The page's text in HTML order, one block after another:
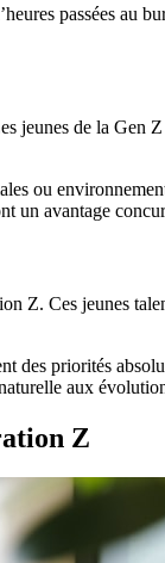
passées au
jeunes de la Gen
ou
un avantage
Z. Ces jeunes
des priorités
aux
Z